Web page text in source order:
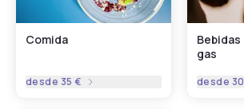
Comida
desde 35 €
gas
desde